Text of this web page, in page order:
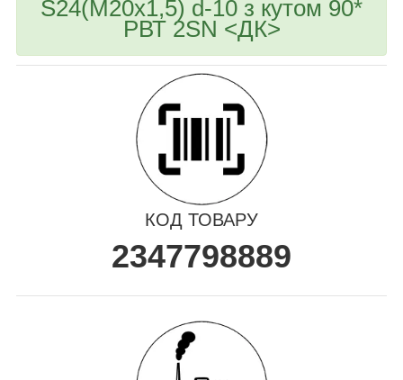
S24(M20x1,5) d-10 з кутом 90*
РВТ 2SN <ДК>
КОД ТОВАРУ
2347798889